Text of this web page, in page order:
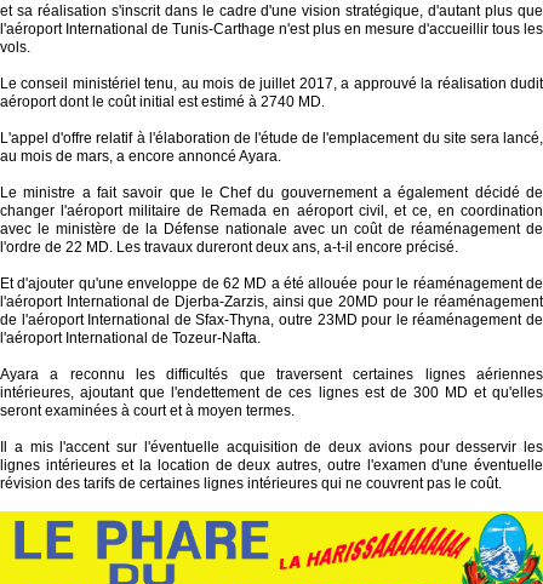
et sa réalisation s'inscrit dans le cadre d'une vision stratégique, d'autant plus que
l'aéroport International de Tunis-Carthage n'est plus en mesure d'accueillir tous les
vols.
Le conseil ministériel tenu, au mois de juillet 2017, a approuvé la réalisation dudit
aéroport dont le coût initial est estimé à 2740 MD.
L'appel d'offre relatif à l'élaboration de l'étude de l'emplacement du site sera lancé,
au mois de mars, a encore annoncé Ayara.
Le ministre a fait savoir que le Chef du gouvernement a également décidé de
changer l'aéroport militaire de Remada en aéroport civil, et ce, en coordination
avec le ministère de la Défense nationale avec un coût de réaménagement de
l'ordre de 22 MD. Les travaux dureront deux ans, a-t-il encore précisé.
Et d'ajouter qu'une enveloppe de 62 MD a été allouée pour le réaménagement de
l'aéroport International de Djerba-Zarzis, ainsi que 20MD pour le réaménagement
de l'aéroport International de Sfax-Thyna, outre 23MD pour le réaménagement de
l'aéroport International de Tozeur-Nafta.
Ayara a reconnu les difficultés que traversent certaines lignes aériennes
intérieures, ajoutant que l'endettement de ces lignes est de 300 MD et qu'elles
seront examinées à court et à moyen termes.
Il a mis l'accent sur l'éventuelle acquisition de deux avions pour desservir les
lignes intérieures et la location de deux autres, outre l'examen d'une éventuelle
révision des tarifs de certaines lignes intérieures qui ne couvrent pas le coût.